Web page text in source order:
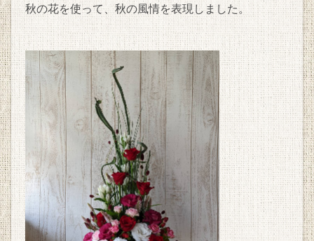
秋の花を使って、秋の風情を表現しました。